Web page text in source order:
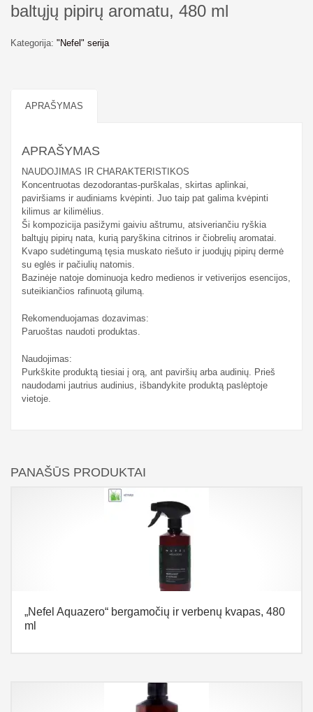
baltųjų pipirų aromatu, 480 ml
Kategorija: "Nefel" serija
APRAŠYMAS
APRAŠYMAS
NAUDOJIMAS IR CHARAKTERISTIKOS
Koncentruotas dezodorantas-purškalas, skirtas aplinkai,
paviršiams ir audiniams kvėpinti. Juo taip pat galima kvėpinti
kilimus ar kilimėlius.
Ši kompozicija pasižymi gaiviu aštrumu, atsiveriančiu ryškia
baltųjų pipirų nata, kurią paryškina citrinos ir čiobrelių aromatai.
Kvapo sudėtingumą tęsia muskato riešuto ir juodųjų pipirų dermė
su eglės ir pačiulių natomis.
Bazinėje natoje dominuoja kedro medienos ir vetiverijos esencijos,
suteikiančios rafinuotą gilumą.
Rekomenduojamas dozavimas:
Paruoštas naudoti produktas.
Naudojimas:
Purkškite produktą tiesiai į orą, ant paviršių arba audinių. Prieš
naudodami jautrius audinius, išbandykite produktą paslėptoje
vietoje.
PANAŠŪS PRODUKTAI
„Nefel Aquazero“ bergamočių ir verbenų kvapas, 480
ml